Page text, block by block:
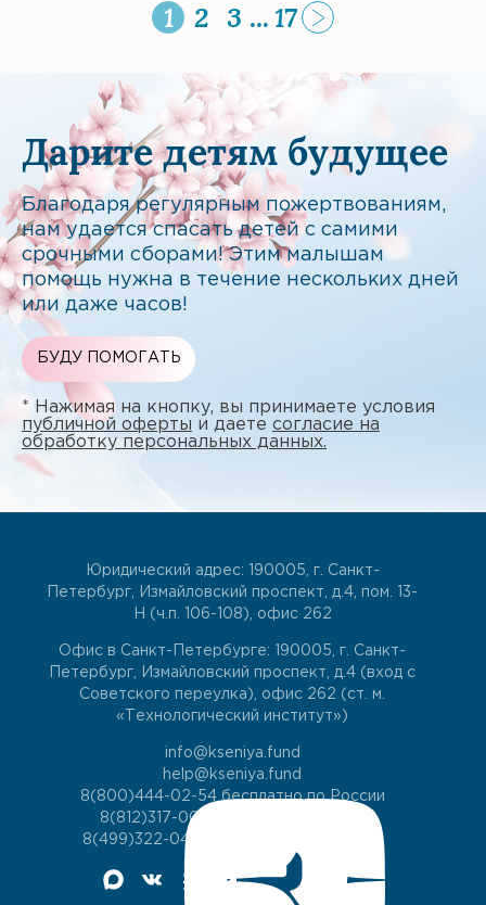
1 2 3 ...17
Дарите детям будущее
Благодаря регулярным пожертвованиям,
нам удается спасать детей с самими
срочными сборами! Этим малышам
помощь нужна в течение нескольких дней
или даже часов!
БУДУ ПОМОГАТЬ
* Нажимая на кнопку, вы принимаете условия
публичной оферты и даете согласие на
обработку персональных данных.
Юридический адрес: 190005, г. Санкт-
Петербург, Измайловский проспект, д.4, пом. 13-
Н (ч.п. 106-108), офис 262
Офис в Санкт-Петербурге: 190005, г. Санкт-
Петербург, Измайловский проспект, д.4 (вход с
Советского переулка), офис 262 (ст. м.
«Технологический институт»)
info@kseniya.fund
help@kseniya.fund
8(800)444-02-54бесплатно по России
8(812)317-00-60
8(499)322-04-74